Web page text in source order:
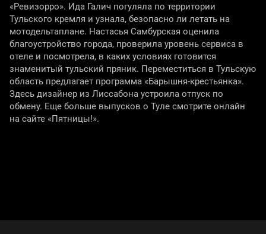
«Ревизорро». Ида Галич погуляла по территории
Тульского кремля и узнала, безопасно ли летать на
мотодельтаплане. Настасья Самбурская оценила
благоустройство города, проверила уровень сервиса в
отеле и посмотрела, в каких условиях готовится
знаменитый тульский пряник. Переместиться в Тульскую
область предлагает программа «Барышня-крестьянка».
Здесь дизайнер из Лиссабона устроила отпуск по
обмену. Еще больше выпусков о Туле смотрите онлайн
на сайте «Пятницы!».